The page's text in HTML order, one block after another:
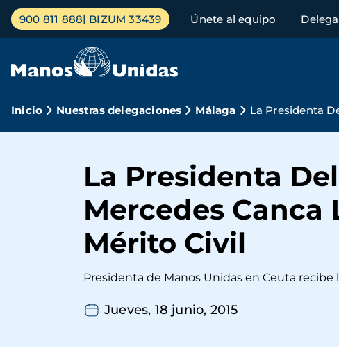
Pasar
contenido
Menú
principal
900 811 888 BIZUM 33439 Únete al equipo
Ruta
navegación
Inicio Nuestras delegaciones Málaga La Presidenta
La Presidenta
Mercedes Canca
Mérito Civil
Presidenta de Manos Unidas en Ceuta recibe
Jueves, 18 junio, 2015